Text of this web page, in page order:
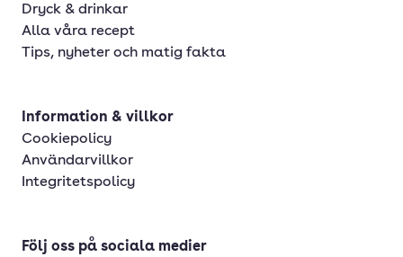
Dryck & drinkar
Alla våra recept
Tips, nyheter och matig fakta
Information & villkor
Cookiepolicy
Användarvillkor
Integritetspolicy
Följ oss på sociala medier